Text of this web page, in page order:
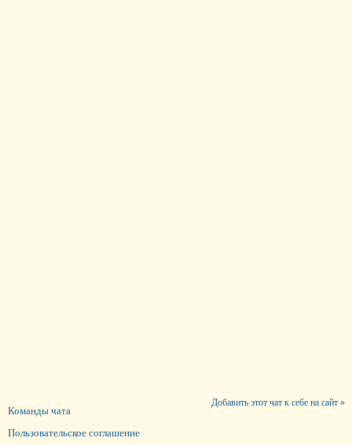
Добавить этот чат к себе на сайт »
Команды чата
Пользовательское соглашение